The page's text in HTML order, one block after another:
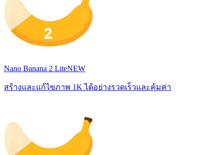
Nano Banana 2 LiteNEW
สร้างและแก้ไขภาพ 1K ได้อย่างรวดเร็วและคุ้มค่า